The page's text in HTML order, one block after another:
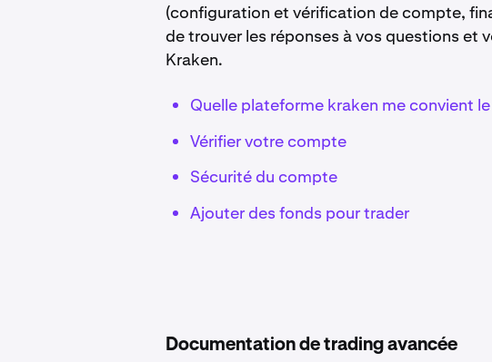
(configuration et vérification de compte,
de trouver les réponses à vos questions et
Kraken.
Quelle plateforme kraken me convient
Vérifier votre compte
Sécurité du compte
Ajouter des fonds pour trader
Documentation de trading avancée